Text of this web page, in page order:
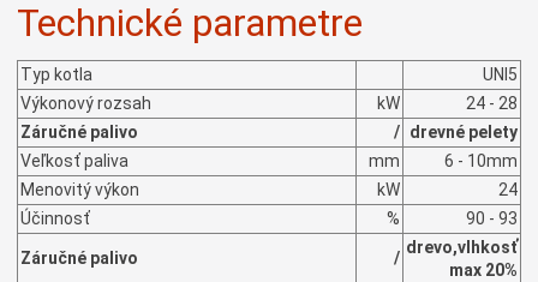
Technické parametre
Typ kotla
UNI5
Výkonový rozsah
kW
24 - 28
Záručné palivo
/ drevné pelety
Veľkosť paliva
mm
6 - 10mm
Menovitý výkon
kW
24
Účinnosť
% 90 - 93
Záručné palivo /
drevo,vlhkosť
max 20%